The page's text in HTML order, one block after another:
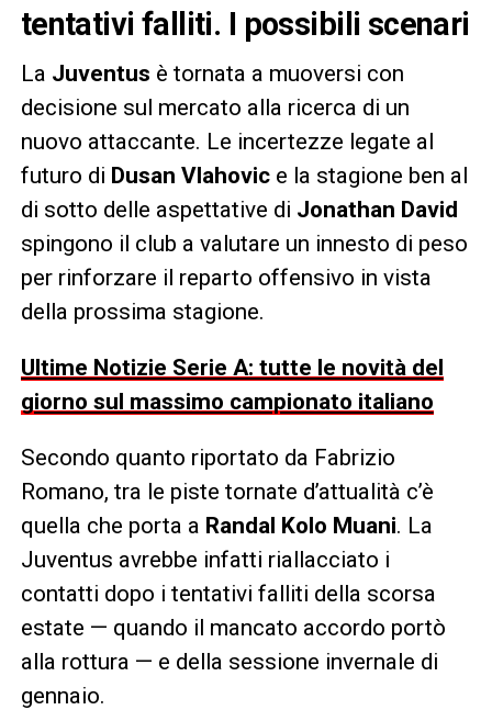
tentativi falliti. I possibili scenari
La Juventus è tornata a muoversi con
decisione sul mercato alla ricerca di un
nuovo attaccante. Le incertezze legate al
futuro di Dusan Vlahovice la stagione ben al
di sotto delle aspettative di Jonathan David
spingono il club a valutare un innesto di peso
per rinforzare il reparto offensivo in vista
della prossima stagione.
Ultime Notizie Serie A: tutte le novità del
giorno sul massimo campionato italiano
Secondo quanto riportato da Fabrizio
Romano, tra le piste tornate d’attualità c’è
quella che porta a Randal Kolo Muani. La
Juventus avrebbe infatti riallacciato i
contatti dopo i tentativi falliti della scorsa
estate — quando il mancato accordo portò
alla rottura — e della sessione invernale di
gennaio.